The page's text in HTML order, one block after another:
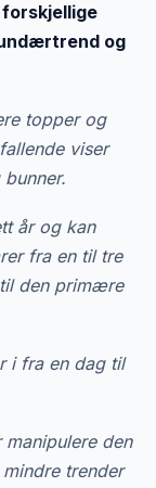
og
topper og
viser
år og kan
fra en til tre
den primære
i fra en dag til
den
trender